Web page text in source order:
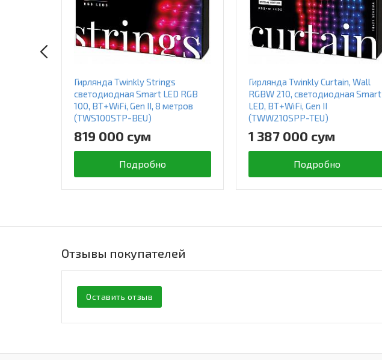
Гирлянда Twinkly Strings
светодиодная Smart LED RGB
100, BT+WiFi, Gen II, 8 метров
(TWS100STP-BEU)
819 000 сум
Подробно
Гирлянда Twinkly Curtain, Wall
RGBW 210, светодиодная Smart
LED, BT+WiFi, Gen II
(TWW210SPP-TEU)
1 387 000 сум
Подробно
Отзывы покупателей
Оставить отзыв